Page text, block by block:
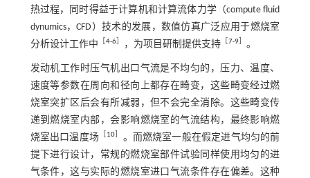
热过程，同时得益于计算机和计算流体力学（compute fluid
dynumics，CFD）技术的发展，数值仿真广泛应用于燃烧室
分析设计工作中
4-6］ ，为项目研制提供支持［ 7-9］ 。
发动机工作时压气机出口气流是不均匀的，压力、温度、
速度等参数在周向和径向上都存在畸变，这些畸变经过燃
烧室突扩区后会有所减弱，但不会完全消除。这些畸变传
递到燃烧室内部，会影响燃烧室的气流结构，最终影响燃
烧室出口温度场［ 10
。而燃烧室一般在假定进气均匀的前
提下进行设计，常规的燃烧室部件试验同样使用均匀的进
气条件，这与实际的燃烧室进口气流条件存在偏差。这种